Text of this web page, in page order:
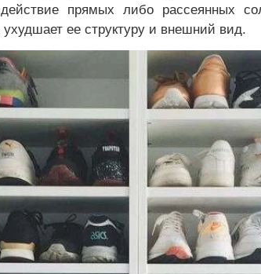
прямых либо рассеянных
ее структуру и внешний вид.